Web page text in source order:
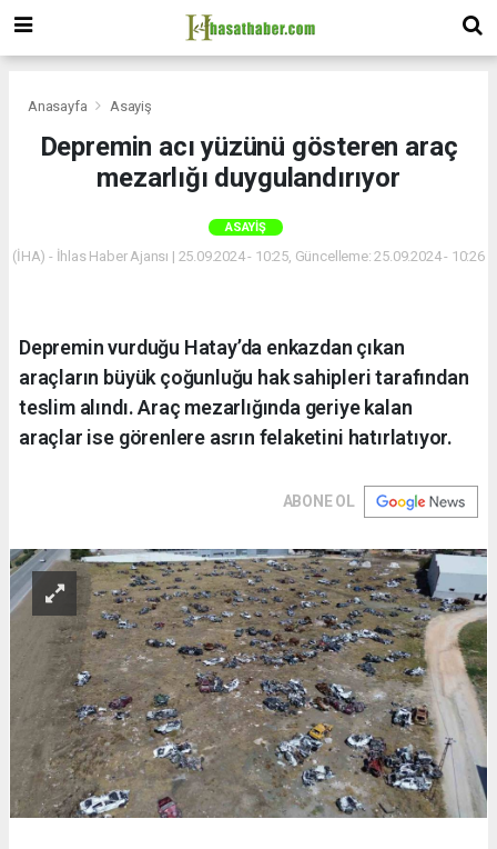
Anasayfa Asayiş
Depremin acı yüzünü gösteren araç
mezarlığı duygulandırıyor
ASAYIŞ
(İHA) - İhlas Haber Ajansı | 25.09.2024 - 10:25, Güncelleme: 25.09.2024 - 10:26
Depremin vurduğu Hatay’da enkazdan çıkan
araçların büyük çoğunluğu hak sahipleri tarafından
teslim alındı. Araç mezarlığında geriye kalan
araçlar ise görenlere asrın felaketini hatırlatıyor.
ABONE OL